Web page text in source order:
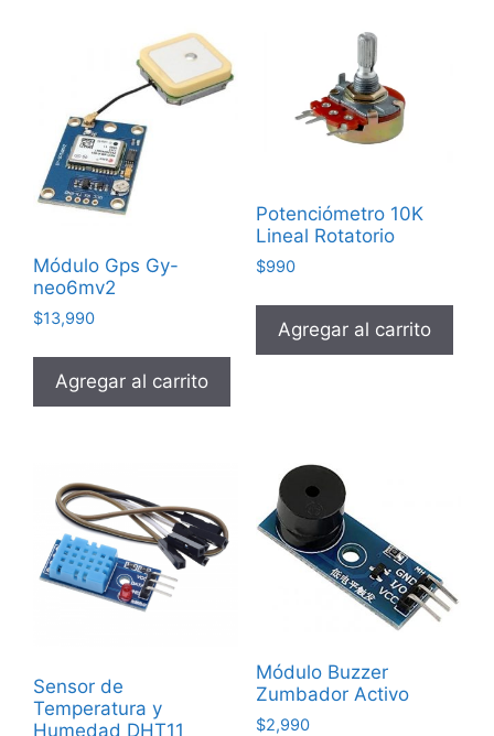
Módulo Gps Gy-
neo6mv2
$13,990
Agregar al carrito
Potenciómetro 10K
Lineal Rotatorio
$990
Agregar al carrito
Sensor de
Temperatura y
Humedad DHT11
Módulo Buzzer
Zumbador Activo
$2,990